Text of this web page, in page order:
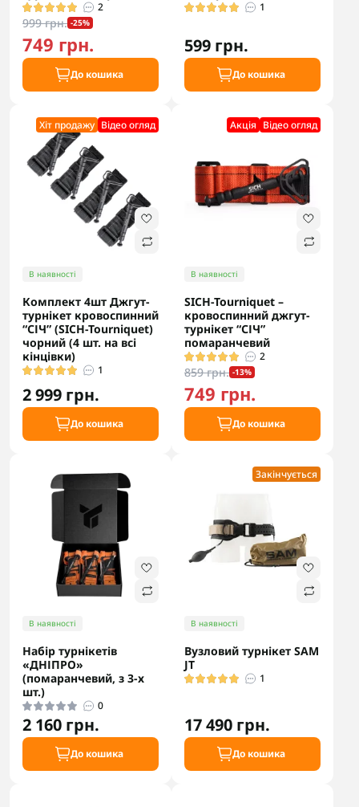
2
999 грн. -25%
749 грн.
До кошика
1
599 грн.
До кошика
Хіт продажу Відео огляд
В наявності
Комплект 4шт Джгут-
турнікет кровоспинний
“СІЧ” (SICH-Tourniquet)
чорний (4 шт. на всі
кінцівки)
1
2 999 грн.
До кошика
Акцiя Відео огляд
В наявності
SICH-Tourniquet –
кровоспинний джгут-
турнікет “СІЧ”
помаранчевий
2
859 грн. -13%
749 грн.
До кошика
В наявності
Набір турнікетів
«ДНІПРО»
(помаранчевий, з 3-х
шт.)
0
2 160 грн.
До кошика
Закінчується
В наявності
Вузловий турнікет SAM
JT
1
17 490 грн.
До кошика